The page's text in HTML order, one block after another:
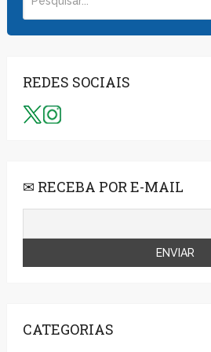
REDES SOCIAIS
✉ RECEBA POR E-MAIL
CATEGORIAS